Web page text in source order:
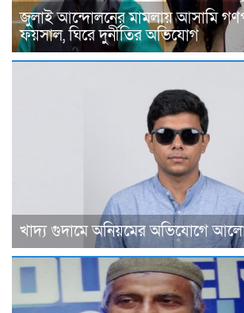
জুলাই আন্দোলনের মামলায় আসামি
ফয়সাল, ঘিরে দুর্নীতির অভিযোগ
খাদ্য গুদামে অনিয়মের অভিযোগে